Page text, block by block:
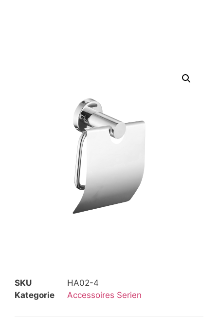
SKU
HA02-4
Kategorie
Accessoires Serien